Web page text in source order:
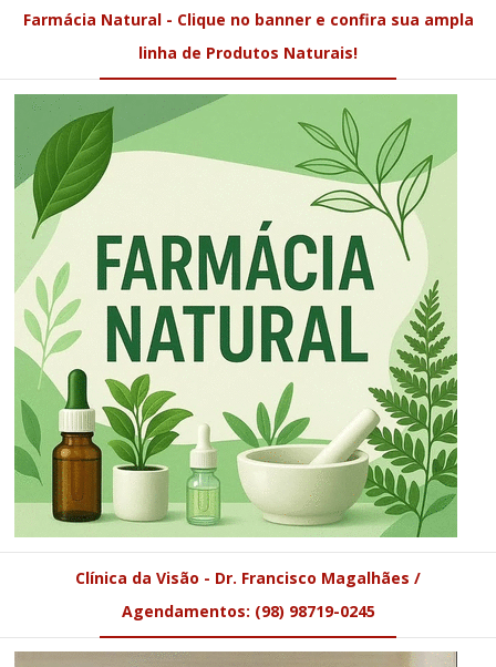
Farmácia Natural - Clique no banner e confira sua ampla
linha de Produtos Naturais!
Clínica da Visão - Dr. Francisco Magalhães /
Agendamentos: (98) 98719-0245